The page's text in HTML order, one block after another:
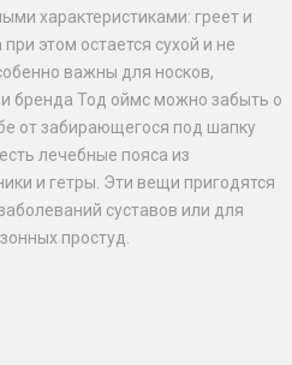
характеристиками: греет и
этом остается сухой и не
важны для носков,
бренда Тод оймс можно забыть о
от забирающегося под шапку
лечебные пояса из
и гетры. Эти вещи пригодятся
суставов или для
простуд.